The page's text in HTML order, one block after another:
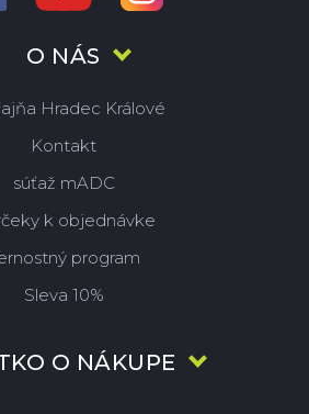
O NÁS
Hradec Králové
Kontakt
súťaž mADC
k objednávke
program
Sleva 10%
O NÁKUPE